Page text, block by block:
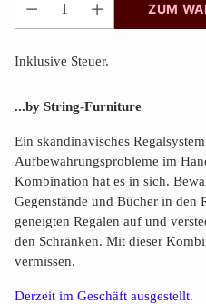
Anzahl
ZUM
Inklusive Steuer.
...by String-Furniture
Ein skandinavisches
Aufbewahrungsprobleme im
Kombination hat es in sich.
Gegenstände und Bücher in den
geneigten Regalen auf und
den Schränken. Mit dieser
vermissen.
Derzeit im Geschäft ausgestellt.